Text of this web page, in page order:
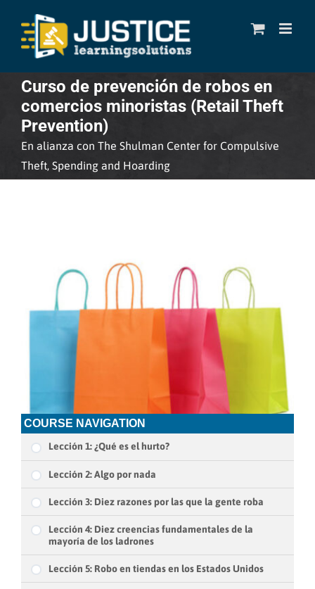
content
Curso de prevención de robos en
comercios minoristas (Retail Theft
Prevention)
En alianza con The Shulman Center for Compulsive
Theft, Spending and Hoarding
COURSE NAVIGATION
Lección 1: ¿Qué es el hurto?
Lección 2: Algo por nada
Lección 3: Diez razones por las que la gente roba
Lección 4: Diez creencias fundamentales de la
mayoría de los ladrones
Lección 5: Robo en tiendas en los Estados Unidos